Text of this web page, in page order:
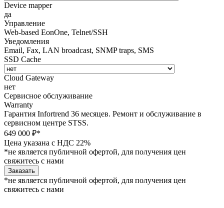
Device mapper
да
Управление
Web-based EonOne, Telnet/SSH
Уведомления
Email, Fax, LAN broadcast, SNMP traps, SMS
SSD Cache
Cloud Gateway
нет
Сервисное обслуживание
Warranty
Гарантия Infortrend 36 месяцев. Ремонт и обслуживание в
сервисном центре STSS.
649 000 ₽*
Цена указана с НДС 22%
*не является публичной офертой, для получения цен
свяжитесь с нами
Заказать
*не является публичной офертой, для получения цен
свяжитесь с нами